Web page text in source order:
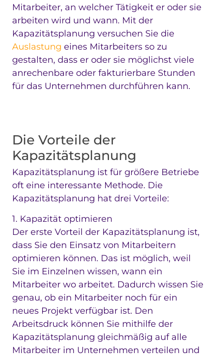
Mitarbeiter, an welcher Tätigkeit er oder sie
arbeiten wird und wann. Mit der
Kapazitätsplanung versuchen Sie die
Auslastung eines Mitarbeiters so zu
gestalten, dass er oder sie möglichst viele
anrechenbare oder fakturierbare Stunden
für das Unternehmen durchführen kann.
Die Vorteile der
Kapazitätsplanung
Kapazitätsplanung ist für größere Betriebe
oft eine interessante Methode. Die
Kapazitätsplanung hat drei Vorteile:
1. Kapazität optimieren
Der erste Vorteil der Kapazitätsplanung ist,
dass Sie den Einsatz von Mitarbeitern
optimieren können. Das ist möglich, weil
Sie im Einzelnen wissen, wann ein
Mitarbeiter wo arbeitet. Dadurch wissen Sie
genau, ob ein Mitarbeiter noch für ein
neues Projekt verfügbar ist. Den
Arbeitsdruck können Sie mithilfe der
Kapazitätsplanung gleichmäßig auf alle
Mitarbeiter im Unternehmen verteilen und